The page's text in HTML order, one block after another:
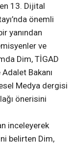
13. Dijital
önemli
yanından
ve
Dim, TİGAD
Bakanı
Medya dergisi
önerisini
inceleyerek
belirten Dim,